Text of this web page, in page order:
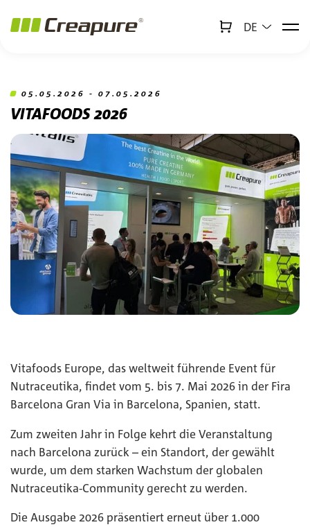
DE
05.05.2026 - 07.05.2026
VITAFOODS 2026
Vitafoods Europe, das weltweit führende Event für
Nutraceutika, findet vom 5. bis 7. Mai 2026 in der Fira
Barcelona Gran Via in Barcelona, Spanien, statt.
Zum zweiten Jahr in Folge kehrt die Veranstaltung
nach Barcelona zurück – ein Standort, der gewählt
wurde, um dem starken Wachstum der globalen
Nutraceutika-Community gerecht zu werden.
Die Ausgabe 2026 präsentiert erneut über 1.000